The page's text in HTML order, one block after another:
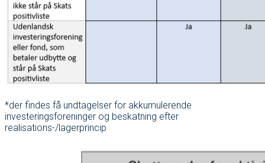
*der findes få undtagelser for akkumulerende
investeringsforeninger og beskatning efter
realisations-/lagerprincip